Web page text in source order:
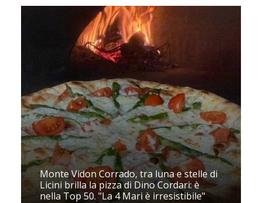
Monte Vidon Corrado, tra luna e stelle di
Licini brilla la pizza di Dino Cordari: è
nella Top 50. "La 4 Mari è irresistibile"